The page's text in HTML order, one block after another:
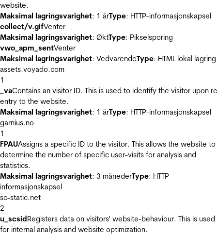
website.
Maksimal lagringsvarighet: 1 årType: HTTP-informasjonskapsel
collect/v.gifVenter
Maksimal lagringsvarighet: ØktType: Pikselsporing
vwo_apm_sentVenter
Maksimal lagringsvarighet: VedvarendeType: HTML lokal lagring
assets.voyado.com
1
_vaContains an visitor ID. This is used to identify the visitor upon
entry to the website.
Maksimal lagringsvarighet: 1 årType: HTTP-informasjonskapsel
garnius.no
1
FPAUAssigns a specific ID to the visitor. This allows the website to
determine the number of specific user-visits for analysis and
statistics.
Maksimal lagringsvarighet: 3 månederType: HTTP-
informasjonskapsel
sc-static.net
2
u_scsidRegisters data on visitors' website-behaviour. This is used
for internal analysis and website optimization.